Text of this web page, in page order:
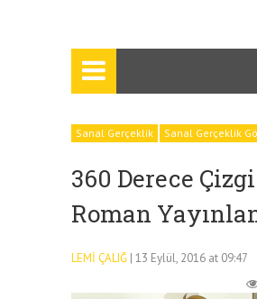
Sanal Gerçeklik Sanal Gerçeklik
360 Derece Çizgi
Roman
LEMI ÇALIĞ | 13 Eylül, 2016 at 09:47